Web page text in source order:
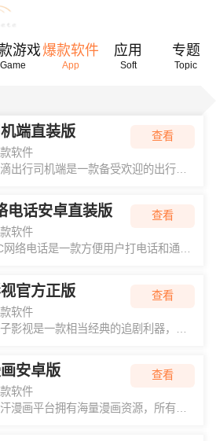
游戏
Game
爆款软件
App
应用
Soft
专题
Topic
端直装版
软件
出行司机端是一款备受欢迎的出行服务应...
查看
电话安卓直装版
软件
网络电话是一款方便用户打电话和通信的...
查看
官方正版
软件
影视是一款相当经典的追剧利器，这款软...
查看
安卓版
软件
漫画平台拥有海量漫画资源，所有内容均...
查看